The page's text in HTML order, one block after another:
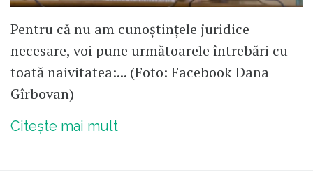
Pentru că nu am cunoștințele juridice
necesare, voi pune următoarele întrebări cu
toată naivitatea:... (Foto: Facebook Dana
Gîrbovan)
Citește mai mult